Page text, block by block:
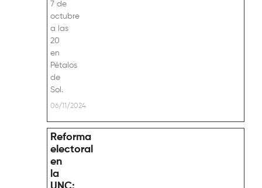
7 de
octubre
a las
20
en
Pétalos
de
Sol.
06/11/2024
Reforma
electoral
en
la